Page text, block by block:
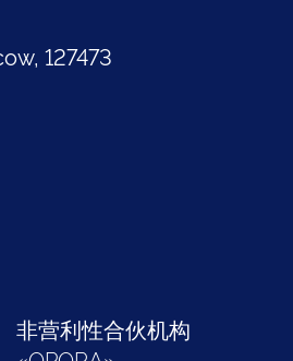
127473
非营利性合伙机构